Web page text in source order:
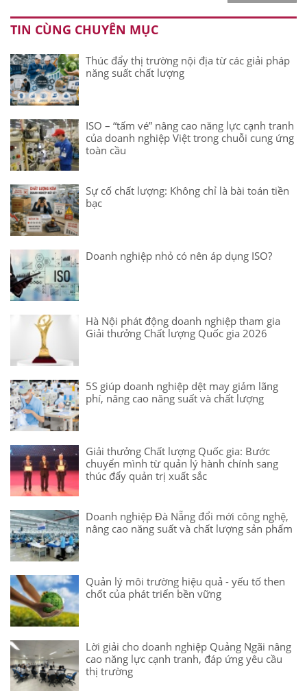
TIN CÙNG CHUYÊN MỤC
Thúc đẩy thị trường nội địa từ các giải pháp
năng suất chất lượng
ISO – “tấm vé” nâng cao năng lực cạnh tranh
của doanh nghiệp Việt trong chuỗi cung ứng
toàn cầu
Sự cố chất lượng: Không chỉ là bài toán tiền
bạc
Doanh nghiệp nhỏ có nên áp dụng ISO?
Hà Nội phát động doanh nghiệp tham gia
Giải thưởng Chất lượng Quốc gia 2026
5S giúp doanh nghiệp dệt may giảm lãng
phí, nâng cao năng suất và chất lượng
Giải thưởng Chất lượng Quốc gia: Bước
chuyển mình từ quản lý hành chính sang
thúc đẩy quản trị xuất sắc
Doanh nghiệp Đà Nẵng đổi mới công nghệ,
nâng cao năng suất và chất lượng sản phẩm
Quản lý môi trường hiệu quả - yếu tố then
chốt của phát triển bền vững
Lời giải cho doanh nghiệp Quảng Ngãi nâng
cao năng lực cạnh tranh, đáp ứng yêu cầu
thị trường